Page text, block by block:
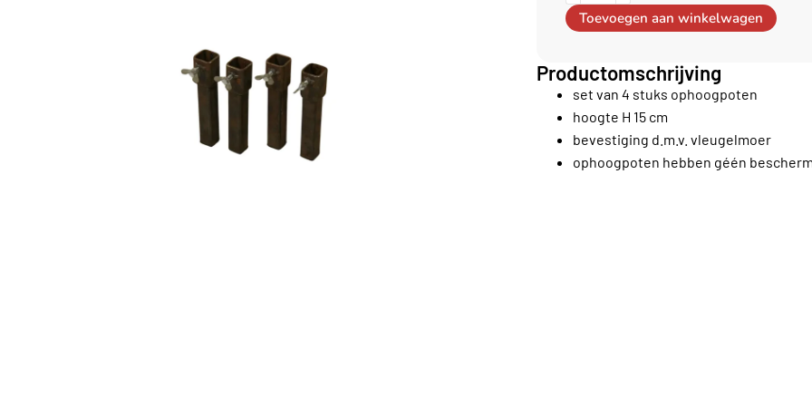
Toevoegen aan winkelwagen
Productomschrijving
set van 4 stuks ophoogpoten
hoogte H 15 cm
bevestiging d.m.v. vleugelmoer
ophoogpoten hebben géén